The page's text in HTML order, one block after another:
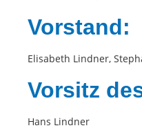
Vorstand:
Elisabeth Lindner,
Vorsitz
Hans Lindner